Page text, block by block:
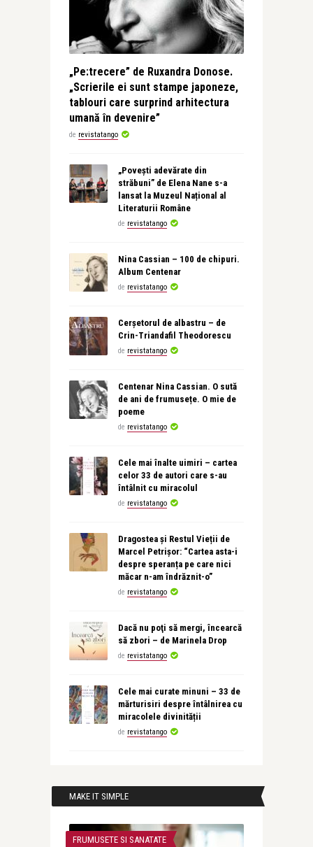
„Pe:trecere” de Ruxandra Donose.
„Scrierile ei sunt stampe japoneze,
tablouri care surprind arhitectura
umană în devenire”
de revistatango
„Povești adevărate din
străbuni” de Elena Nane s-a
lansat la Muzeul Național al
Literaturii Române
de revistatango
Nina Cassian – 100 de chipuri.
Album Centenar
de revistatango
Cerșetorul de albastru – de
Crin-Triandafil Theodorescu
de revistatango
Centenar Nina Cassian. O sută
de ani de frumusețe. O mie de
poeme
de revistatango
Cele mai înalte uimiri – cartea
celor 33 de autori care s-au
întâlnit cu miracolul
de revistatango
Dragostea și Restul Vieții de
Marcel Petrișor: “Cartea asta-i
despre speranța pe care nici
măcar n-am îndrăznit-o”
de revistatango
Dacă nu poţi să mergi, încearcă
să zbori – de Marinela Drop
de revistatango
Cele mai curate minuni – 33 de
mărturisiri despre întâlnirea cu
miracolele divinității
de revistatango
MAKE IT SIMPLE
FRUMUSETE SI SANATATE